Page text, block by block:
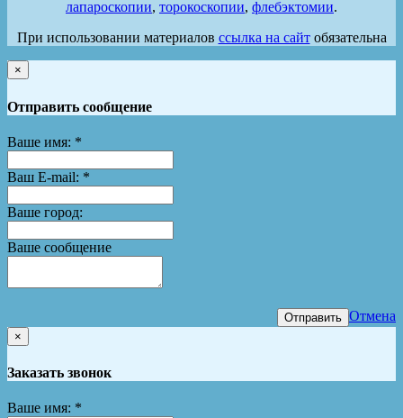
лапароскопии, торокоскопии, флебэктомии.
При использовании материалов ссылка на сайтобязательна
×
Отправить сообщение
Ваше имя: *
Ваш E-mail: *
Ваше город:
Ваше сообщение
Отправить Отмена
×
Заказать звонок
Ваше имя: *